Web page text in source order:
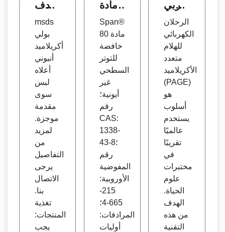
مندف
& مس
حوق ب
ولي أ
كريلام
يد | م
ورد S
inofl
oc
msds
بولي
أكريلاميد
أنيوني
أعلاه
ليس
سوى
مقدمة
موجزة.
لمزيد
من
التفاصيل
يرجى
الاتصال
بنا.
تغذية
المنتجات:
يجب
مادة
خافض
ة للتو
تر ال
سطح
ي غير
أيونية
| 133
8
Span®
80 مادة
خافضة
للتوتر
السطحي
غير
أيونية؛
رقم
CAS:
1338-
43-8؛
رقم
المفوضية
الأوروبية:
215-
665-4؛
المرادفات:
أوليات
هربي
لهلام ا
لبولي
أكريلا
ميد |
Clea
ver S
cient
ific
الرحلان
الكهربائي
للهلام
متعدد
الأكريلاميد
(PAGE)
هو
أسلوب
يستخدم
عالميًا
تقريبًا
في
مختبرات
علوم
الحياة.
الهدف
من هذه
التقنية